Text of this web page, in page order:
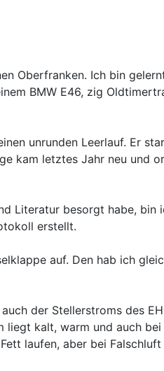
Oberfranken. Ich bin
BMW E46, zig
unrunden Leerlauf. Er
kam letztes Jahr neu und
Literatur besorgt habe, bin
erstellt.
auf. Den hab ich
der Stellerstroms des
kalt, warm und auch
laufen, aber bei